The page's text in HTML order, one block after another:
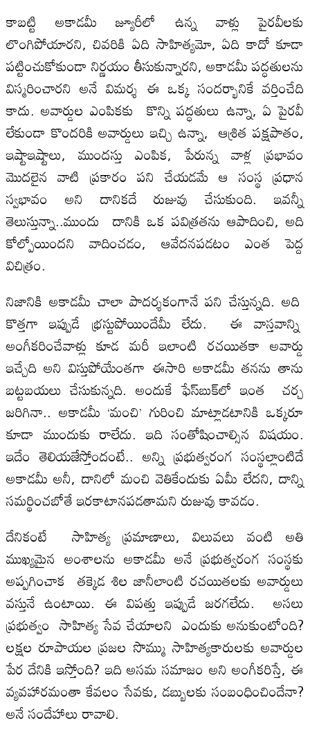
కాబట్టి అకాడమీ జ్యూరీలో ఉన్న వాళ్లు పైరవీలకు
లొంగిపోయారని, చివరికి ఏది సాహిత్యమో, ఏది కాదో కూడా
పట్టించుకోకుండా నిర్ణయం తీసుకున్నారని, అకాడమీ పద్ధతులను
విస్మరించారని అనే విమర్శ ఈ ఒక్క సందర్భానికే వర్తించేది
కాదు. అవార్డుల ఎంపికకు కొన్ని పద్ధతులు ఉన్నా, ఏ పైరవీ
లేకుండా కొందరికి అవార్డులు ఇచ్చి ఉన్నా, ఆశ్రిత పక్షపాతం,
ఇష్టాఇష్టాలు, ముందస్తు ఎంపిక, పేరున్న వాళ్ల ప్రభావం
మొదలైన వాటి ప్రకారం పని చేయడమే ఆ సంస్థ ప్రధాన
స్వభావం అని దానికదే రుజువు చేసుకుంది. ఇవన్నీ
తెలుస్తున్నా..ముందు దానికి ఒక పవిత్రతను ఆపాదించి, అది
కోల్పోయిందని వాదించడం, ఆవేదనపడటం ఎంత పెద్ద
విచిత్రం.
నిజానికి అకాడమీ చాలా పాదర్శకంగానే పని చేస్తున్నది. అది
కొత్తగా ఇప్పుడే భ్రస్టుపోయిందేమీ లేదు. ఈ వాస్తవాన్ని
అంగీకరించేవాళ్లు కూడ మరీ ఇలాంటి రచయితకా అవార్డు
ఇచ్చేది అని విస్తుపోయేంతగా ఈసారి అకాడమీ తనను తాను
బట్టబయలు చేసుకున్నది. అందుకే ఫేస్‌బుక్‌లో ఇంత చర్చ
జరిగినా.. అకాడమీ ‘మంచి’ గురించి మాట్లాడటానికి ఒక్కరూ
కూడా ముందుకు రాలేదు. ఇది సంతోషించాల్సిన విషయం.
ఇదేం తెలియజేస్తోందంటే.. అన్ని ప్రభుత్వరంగ సంస్థల్లాంటిదే
అకాడమీ అనీ, దానిలో మంచి వెతికేందుకు ఏమీ లేదని, దాన్ని
సమర్థించబోతే ఇరకాటానపడతామని రుజువు కావడం.
దేనికంటే సాహిత్య ప్రమాణాలు, విలువలు వంటి అతి
ముఖ్యమైన అంశాలను అకాడమీ అనే ప్రభుత్వరంగ సంస్థకు
అప్పగించాక తక్కెడ శిల జానీలాంటి రచయితలకు అవార్డులు
వస్తునే ఉంటాయి. ఈ విపత్తు ఇప్పుడే జరగలేదు. అసలు
ప్రభుత్వం సాహిత్య సేవ చేయాలని ఎందుకు అనుకుంటోంది?
లక్షల రూపాయల ప్రజల సొమ్ము సాహిత్యకారులకు అవార్డుల
పేర దేనికి ఇస్తోంది? ఇది అసమ సమాజం అని అంగీకరిస్తే, ఈ
వ్యవహారమంతా కేవలం సేవకు, డబ్బులకు సంబంధించిందేనా?
అనే సందేహాలు రావాలి.